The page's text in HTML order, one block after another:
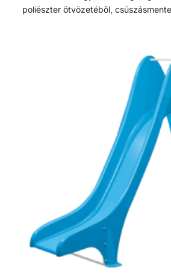
poliészter ötvözetéből,